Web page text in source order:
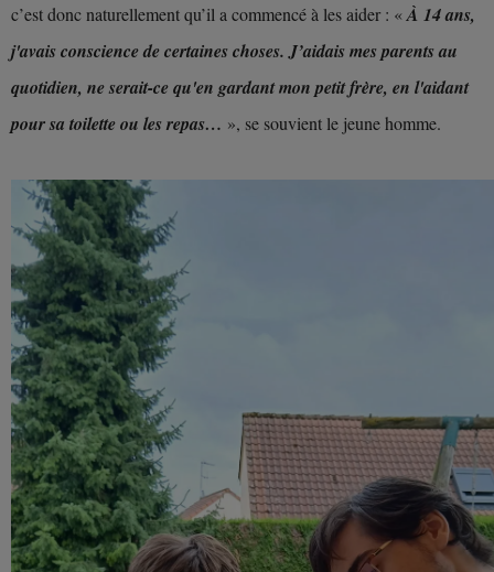
c’est donc naturellement qu’il a commencé à les aider : «À 14 ans,
j'avais conscience de certaines choses. J’aidais mes parents au
quotidien, ne serait-ce qu'en gardant mon petit frère, en l'aidant
pour sa toilette ou les repas… », se souvient le jeune homme.